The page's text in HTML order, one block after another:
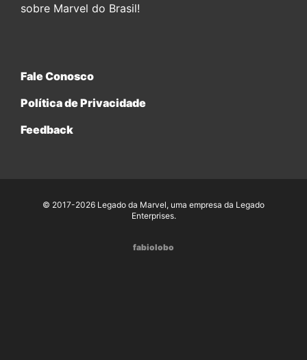
sobre Marvel do Brasil!
Fale Conosco
Política de Privacidade
Feedback
© 2017-2026 Legado da Marvel, uma empresa da Legado
Enterprises.
fabiolobo